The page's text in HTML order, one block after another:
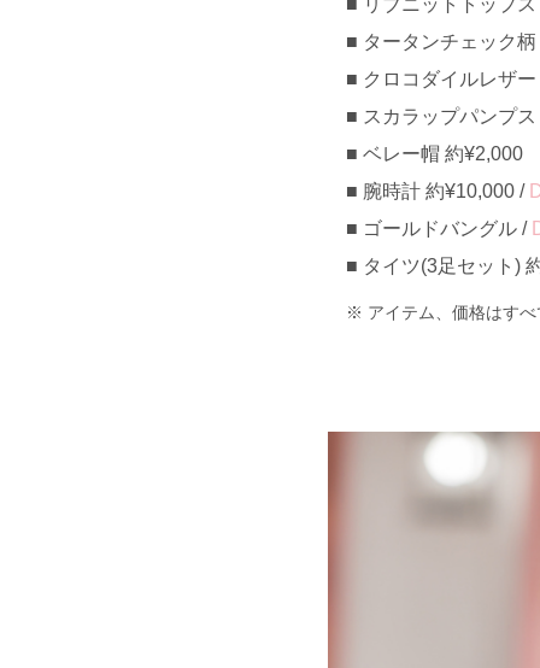
リブニットトップ
タータンチェック
クロコダイルレザ
スカラップパンプ
ベレー帽 約¥2,000
腕時計 約¥10,000 /
ゴールドバングル /
タイツ(3足セット)
アイテム、価格はす